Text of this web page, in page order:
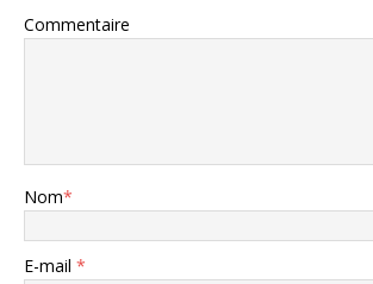
Commentaire
Nom*
E-mail *